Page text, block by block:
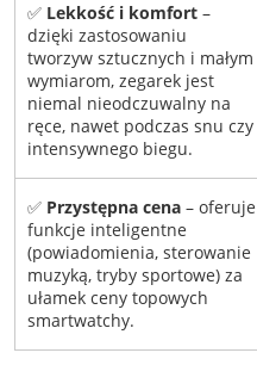
✅ Lekkość i komfort–
dzięki zastosowaniu
tworzyw sztucznych i małym
wymiarom, zegarek jest
niemal nieodczuwalny na
ręce, nawet podczas snu czy
intensywnego biegu.
✅ Przystępna cena– oferuje
funkcje inteligentne
(powiadomienia, sterowanie
muzyką, tryby sportowe) za
ułamek ceny topowych
smartwatchy.